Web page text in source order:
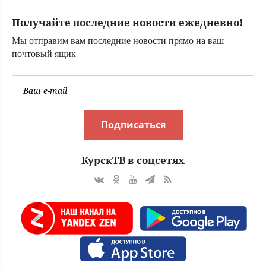
волной удачи с 7
Получайте последние новости ежедневно!
Мы отправим вам последние новости прямо на ваш
почтовый ящик
Подписаться
КурскТВ в соцсетях